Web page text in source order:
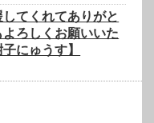
てくれてありがと
よろしくお願いいた
にゅうす】